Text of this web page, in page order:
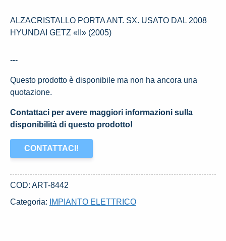
ALZACRISTALLO PORTA ANT. SX. USATO DAL 2008
HYUNDAI GETZ «II» (2005)
---
Questo prodotto è disponibile ma non ha ancora una
quotazione.
Contattaci per avere maggiori informazioni sulla
disponibilità di questo prodotto!
CONTATTACI!
COD: ART-8442
Categoria:
IMPIANTO ELETTRICO